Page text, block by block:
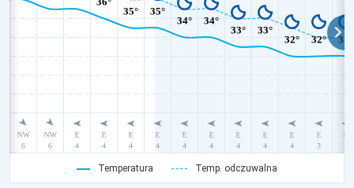
Temperatura Temp. odczuwalna